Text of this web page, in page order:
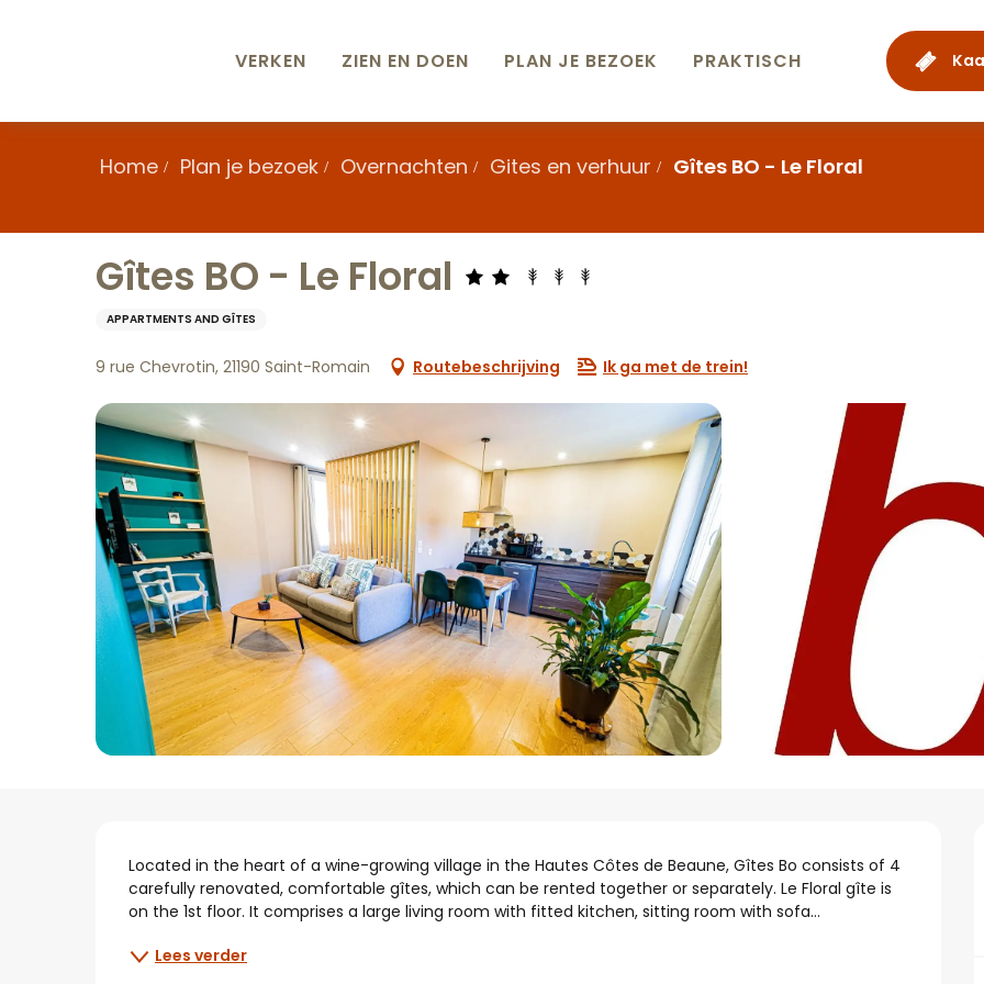
VERKEN ZIEN EN DOEN PLAN JE BEZOEK PRAKTISCH
Home Plan je bezoek Overnachten Gites en verhuur Gîtes BO - Le Floral
Gîtes BO - Le Floral
APPARTMENTS AND GÎTES
9 rue Chevrotin, 21190 Saint-Romain Routebeschrijving Ik ga met de trein!
Beschrijving
Located in the heart of a wine-growing village in the Hautes Côtes de Beaune, Gîtes Bo consists of 4
carefully renovated, comfortable gîtes, which can be rented together or separately. Le Floral gîte is
on the 1st floor. It comprises a large living room with fitted kitchen, sitting room with sofa...
Lees verder